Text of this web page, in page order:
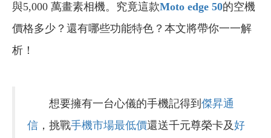
與5,000 萬畫素相機。究竟這款Moto edge 50的空機
價格多少？還有哪些功能特色？本文將帶你一一解
析！
想要擁有一台心儀的手機記得到 傑昇通
信 ，挑戰手機市場最低價還送千元尊榮卡及好